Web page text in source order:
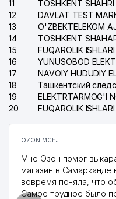
TOSHKENT
GOLDEN MEDIUM
COMPUTER
XUSUSIY
UMUMIY O'RTA
№195 А
46
UMUMIY O'RTA
№138
11
12
13
O'ZBEKTELEKOM
14
15
16
17
18
19
20
OZON MChJ
Мне Озон помог
магазин в Самарканде
вовремя поняла, что
Самое трудное было